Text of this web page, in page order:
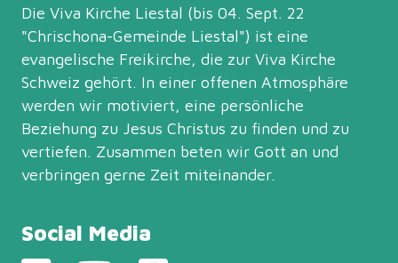
Die Viva Kirche Liestal (bis 04. Sept. 22
"Chrischona-Gemeinde Liestal") ist eine
evangelische Freikirche, die zur Viva Kirche
Schweiz gehört. In einer offenen Atmosphäre
werden wir motiviert, eine persönliche
Beziehung zu Jesus Christus zu finden und zu
vertiefen. Zusammen beten wir Gott an und
verbringen gerne Zeit miteinander.
Social Media